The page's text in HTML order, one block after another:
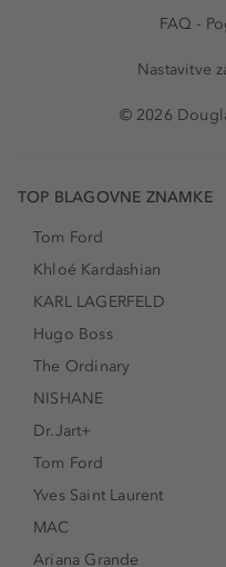
FAQ -
Nastavitve
© 2026
TOP BLAGOVNE ZNAMKE
Tom Ford
Khloé Kardashian
KARL LAGERFELD
Hugo Boss
The Ordinary
NISHANE
Dr.Jart+
Tom Ford
Yves Saint Laurent
MAC
Ariana Grande